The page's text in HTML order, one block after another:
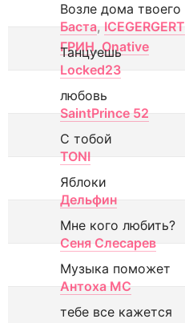
Возле дома твоего
Баста, ICEGERGERT
ГРИН, Onative
Танцуешь
Locked23
любовь
SaintPrince 52
С тобой
TONI
Яблоки
Дельфин
Мне кого любить?
Сеня Слесарев
Музыка поможет
Антоха МС
тебе все кажется